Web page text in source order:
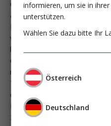
den Leitlinien der
ausgegangen, dass aufgrund
Evidenzlage ein Blutdruck
werden sollte. Für Patienten
komplizierende
oder Diabetes, war sogar
mmHg empfohlen worden.
Toleranz durch den Patienten
durchaus empfehlenswert
Individualentscheidung
34:2159).
informieren, um sie in
unterstützen.
Wählen Sie dazu bitte Ihr
Österreich
Deutschland